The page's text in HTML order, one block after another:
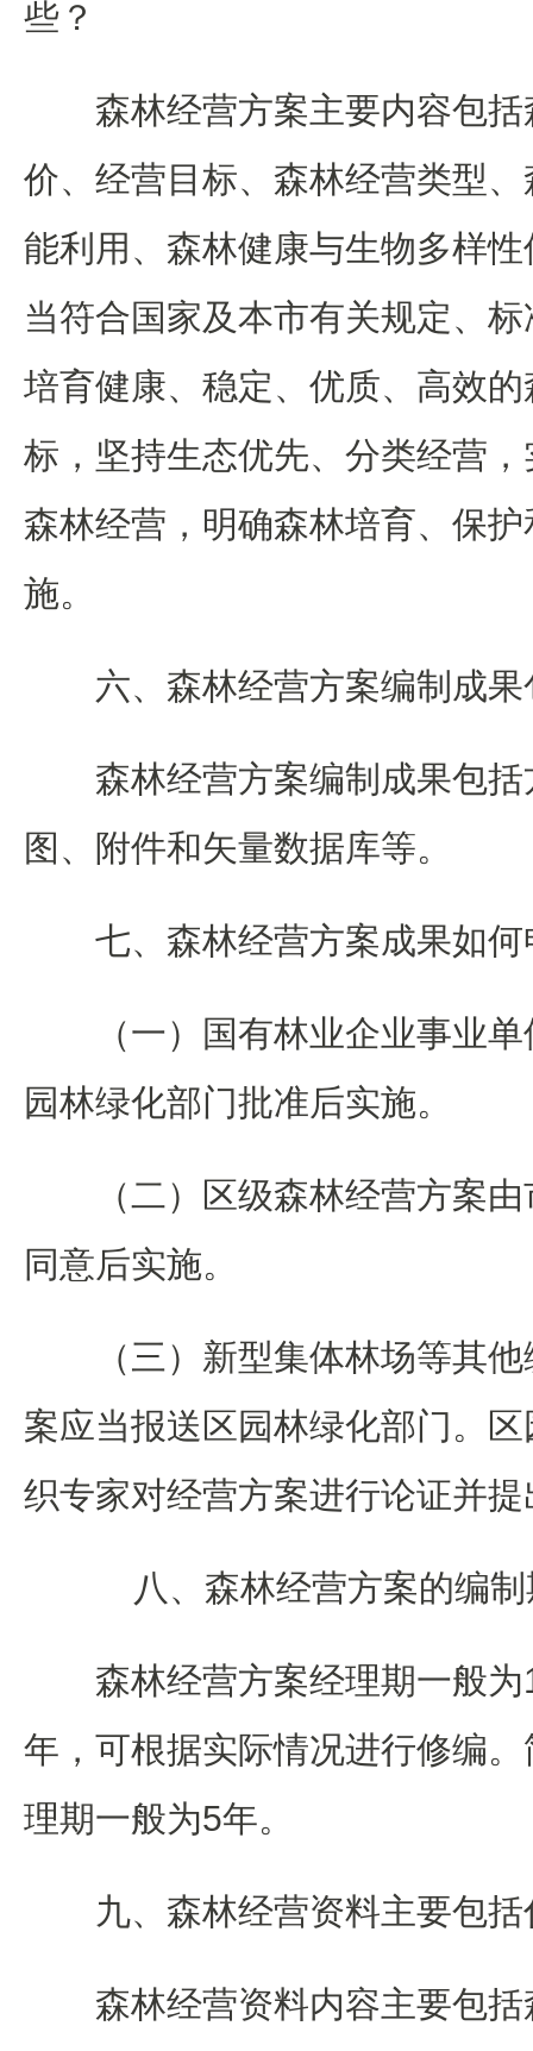
些？
森林经营方案主要内容包
价、经营目标、森林经营类型
能利用、森林健康与生物多样
当符合国家及本市有关规定、
培育健康、稳定、优质、高效
标，坚持生态优先、分类经营
森林经营，明确森林培育、保
施。
六、森林经营方案编制成
森林经营方案编制成果包
图、附件和矢量数据库等。
七、森林经营方案成果如何
（一）国有林业企业事业
园林绿化部门批准后实施。
（二）区级森林经营方案
同意后实施。
（三）新型集体林场等其
案应当报送区园林绿化部门。
织专家对经营方案进行论证并
八、森林经营方案的编制
森林经营方案经理期一般
年，可根据实际情况进行修编
理期一般为5年。
九、森林经营资料主要包
森林经营资料内容主要包